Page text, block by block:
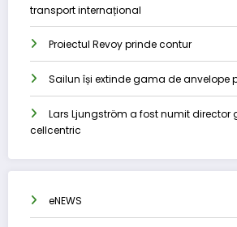
transport internațional
Proiectul Revoy prinde contur
Sailun își extinde gama de anvelope
Lars Ljungström a fost numit director
cellcentric
eNEWS